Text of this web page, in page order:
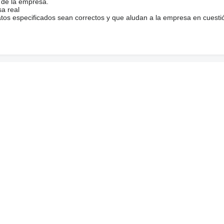
real
especificados sean correctos y que aludan a la empresa en